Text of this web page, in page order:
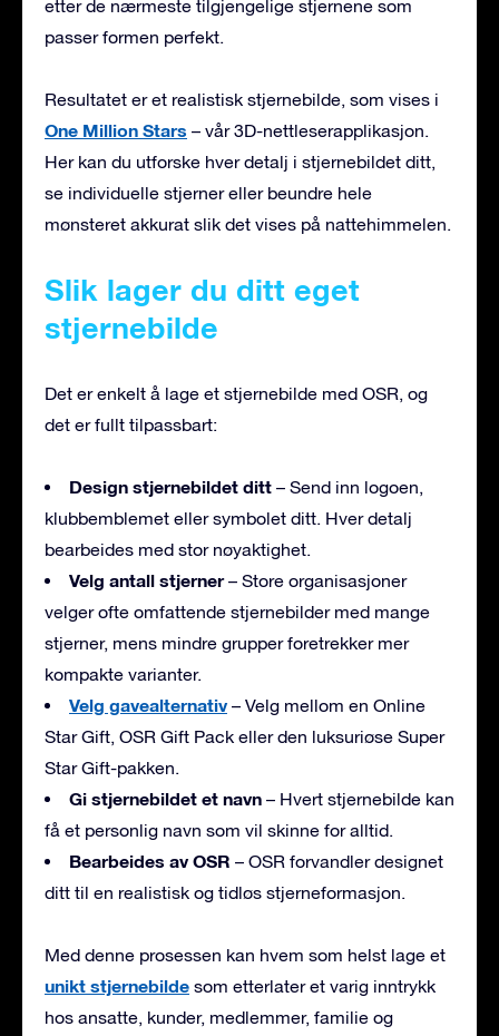
etter de nærmeste tilgjengelige stjernene som
passer formen perfekt.
Resultatet er et realistisk stjernebilde, som vises i
One Million Stars – vår 3D-nettleserapplikasjon.
Her kan du utforske hver detalj i stjernebildet ditt,
se individuelle stjerner eller beundre hele
mønsteret akkurat slik det vises på nattehimmelen.
Slik lager du ditt eget
stjernebilde
Det er enkelt å lage et stjernebilde med OSR, og
det er fullt tilpassbart:
Design stjernebildet ditt – Send inn logoen,
klubbemblemet eller symbolet ditt. Hver detalj
bearbeides med stor nøyaktighet.
Velg antall stjerner– Store organisasjoner
velger ofte omfattende stjernebilder med mange
stjerner, mens mindre grupper foretrekker mer
kompakte varianter.
Velg gavealternativ – Velg mellom en Online
Star Gift, OSR Gift Pack eller den luksuriøse Super
Star Gift-pakken.
Gi stjernebildet et navn – Hvert stjernebilde kan
få et personlig navn som vil skinne for alltid.
Bearbeides av OSR – OSR forvandler designet
ditt til en realistisk og tidløs stjerneformasjon.
Med denne prosessen kan hvem som helst lage et
unikt stjernebilde som etterlater et varig inntrykk
hos ansatte, kunder, medlemmer, familie og